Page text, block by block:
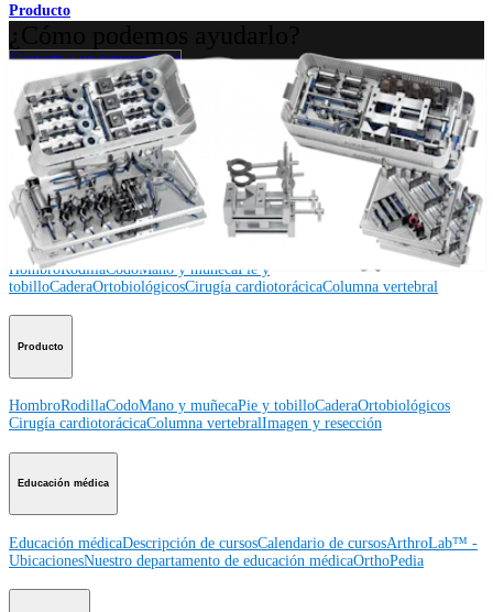
Producto
Contacte a un representante
Ver eventos, laboratorios y oportunidades educativas
Regístrese para recibir: ¿Qué hay de nuevo en Arthrex?
Conéctese con nosotros
Procedimiento
HombroRodillaCodoMano y muñecaPie y
tobilloCaderaOrtobiológicosCirugía cardiotorácicaColumna vertebral
Producto
HombroRodillaCodoMano y muñecaPie y tobilloCaderaOrtobiológicos
Cirugía cardiotorácicaColumna vertebralImagen y resección
Educación médica
Educación médicaDescripción de cursosCalendario de cursosArthroLab™ -
UbicacionesNuestro departamento de educación médicaOrthoPedia